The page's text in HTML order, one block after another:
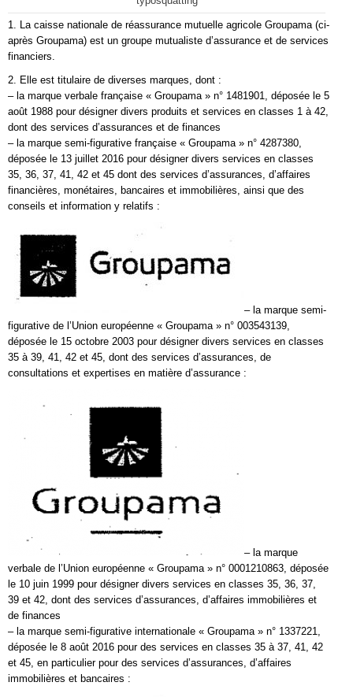
1. La caisse nationale de réassurance mutuelle agricole Groupama (ci­
après Groupama) est un groupe mutualiste d’assurance et de services
financiers.
2. Elle est titulaire de diverses marques, dont :
– la marque verbale française « Groupama » n° 1481901, déposée le 5
août 1988 pour désigner divers produits et services en classes 1 à 42,
dont des services d’assurances et de finances
– la marque semi-figurative française « Groupama » n° 4287380,
déposée le 13 juillet 2016 pour désigner divers services en classes
35, 36, 37, 41, 42 et 45 dont des services d’assurances, d’affaires
financières, monétaires, bancaires et immobilières, ainsi que des
conseils et information y relatifs :
– la marque semi-
figurative de l’Union européenne « Groupama » n° 003543139,
déposée le 15 octobre 2003 pour désigner divers services en classes
35 à 39, 41, 42 et 45, dont des services d’assurances, de
consultations et expertises en matière d’assurance :
– la marque
verbale de l’Union européenne « Groupama » n° 0001210863, déposée
le 10 juin 1999 pour désigner divers services en classes 35, 36, 37,
39 et 42, dont des services d’assurances, d’affaires immobilières et
de finances
– la marque semi-figurative internationale « Groupama » n° 1337221,
déposée le 8 août 2016 pour des services en classes 35 à 37, 41, 42
et 45, en particulier pour des services d’assurances, d’affaires
immobilières et bancaires :